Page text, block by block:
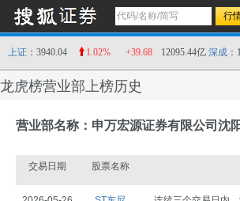
上证 ：3940.04 1.02% +39.68 12095.44亿 深成
龙虎榜营业部上榜历史
营业部名称：申万宏源证券有限公司沈
交易日期 股票名称